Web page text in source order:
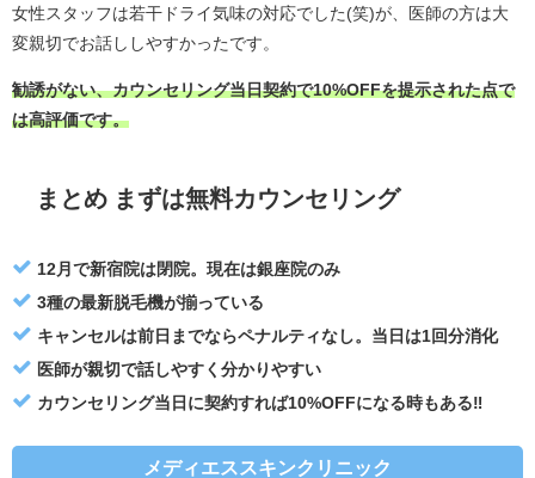
女性スタッフは若干ドライ気味の対応でした(笑)が、医師の方は大
変親切でお話ししやすかったです。
勧誘がない、カウンセリング当日契約で10%OFFを提示された点で
は高評価です。
まとめ まずは無料カウンセリング
12月で新宿院は閉院。現在は銀座院のみ
3種の最新脱毛機が揃っている
キャンセルは前日までならペナルティなし。当日は1回分消化
医師が親切で話しやすく分かりやすい
カウンセリング当日に契約すれば10%OFFになる時もある‼︎
メディエススキンクリニック